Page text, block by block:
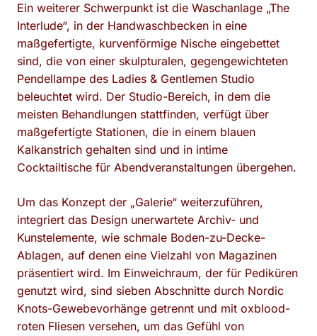
Ein weiterer Schwerpunkt ist die Waschanlage „The
Interlude“, in der Handwaschbecken in eine
maßgefertigte, kurvenförmige Nische eingebettet
sind, die von einer skulpturalen, gegengewichteten
Pendellampe des Ladies & Gentlemen Studio
beleuchtet wird. Der Studio-Bereich, in dem die
meisten Behandlungen stattfinden, verfügt über
maßgefertigte Stationen, die in einem blauen
Kalkanstrich gehalten sind und in intime
Cocktailtische für Abendveranstaltungen übergehen.
Um das Konzept der „Galerie“ weiterzuführen,
integriert das Design unerwartete Archiv- und
Kunstelemente, wie schmale Boden-zu-Decke-
Ablagen, auf denen eine Vielzahl von Magazinen
präsentiert wird. Im Einweichraum, der für Pediküren
genutzt wird, sind sieben Abschnitte durch Nordic
Knots-Gewebevorhänge getrennt und mit oxblood-
roten Fliesen versehen, um das Gefühl von